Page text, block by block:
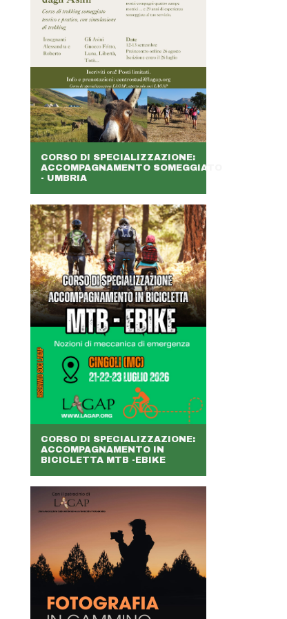
CORSO DI SPECIALIZZAZIONE:
ACCOMPAGNAMENTO SOMEGGIATO
- UMBRIA
CORSO DI SPECIALIZZAZIONE:
ACCOMPAGNAMENTO IN
BICICLETTA MTB -EBIKE